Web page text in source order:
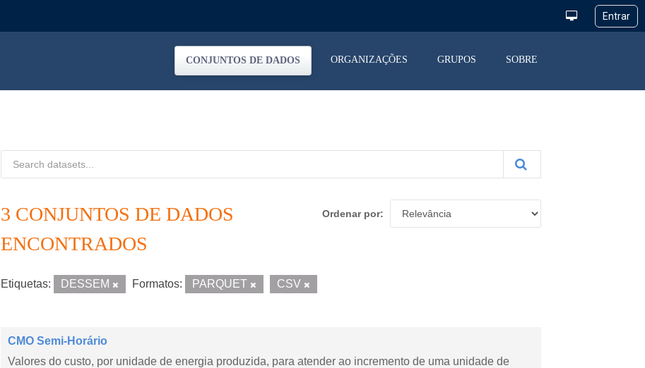
CONJUNTOS DE DADOS ORGANIZAÇÕES GRUPOS SOBRE
Ordenar por
3 CONJUNTOS DE DADOS
ENCONTRADOS
Etiquetas: DESSEM Formatos: PARQUET CSV
CMO Semi-Horário
Valores do custo, por unidade de energia produzida, para atender ao incremento de uma unidade de